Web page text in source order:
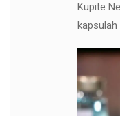
Kupite
kapsulah